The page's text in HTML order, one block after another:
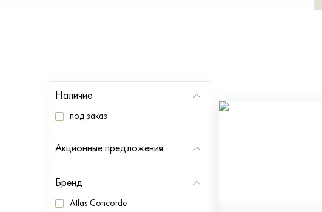
Наличие
под заказ
Акционные предложения
Бренд
Atlas Concorde